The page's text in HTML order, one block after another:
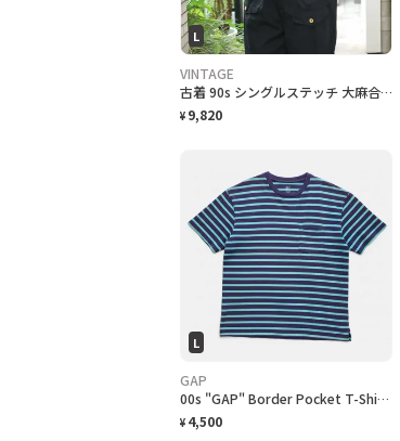
L
VINTAGE
古着 90s シングルステッチ 大麻合法化運動 プリントTシャツ フェード
¥ 9,820
L
GAP
00s "GAP" Border Pocket T-Shirts ギャップ ボーダー ポケットTシャツ [L]
¥ 4,500